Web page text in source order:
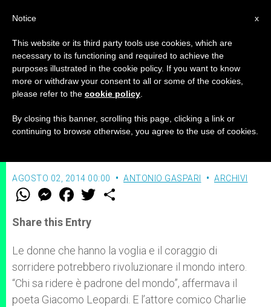
La rivoluzione del sorriso
Ridere fa bene al corpo, all’anima e può
AGOSTO 02, 2014 00:00 ANTONIO GASPARI ARCHIVI
W
t
s
p
p
M
e
s
e
g
e
F
a
e
b
o
k
w
r
Share this Entry
Le donne che hanno la voglia e il coraggio di
sorridere potrebbero rivoluzionare il mondo intero.
“Chi sa ridere è padrone del mondo”, affermava il
poeta Giacomo Leopardi. E l’attore comico Charlie
x
Notice
This website or its third party tools use cookies, which are
necessary to its functioning and required to achieve the
purposes illustrated in the cookie policy. If you want to know
more or withdraw your consent to all or some of the cookies,
please refer to the cookie policy
By closing this banner, scrolling this page, clicking a link or
continuing to browse otherwise, you agree to the use of cookies.